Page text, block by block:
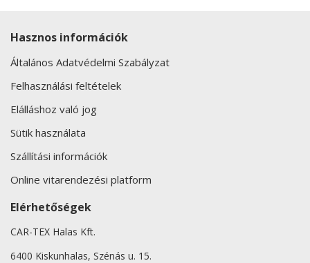
Hasznos információk
Általános Adatvédelmi Szabályzat
Felhasználási feltételek
Elálláshoz való jog
Sütik használata
Szállítási információk
Online vitarendezési platform
Elérhetőségek
CAR-TEX Halas Kft.
6400 Kiskunhalas, Szénás u. 15.